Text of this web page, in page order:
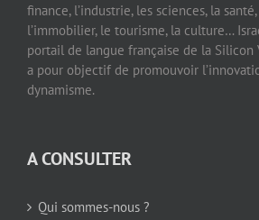
finance, l’industrie, les sciences, la santé,
l’immobilier, le tourisme, la culture…
portail de langue française de la Silicon
a pour objectif de promouvoir
dynamisme.
A CONSULTER
Qui sommes-nous ?